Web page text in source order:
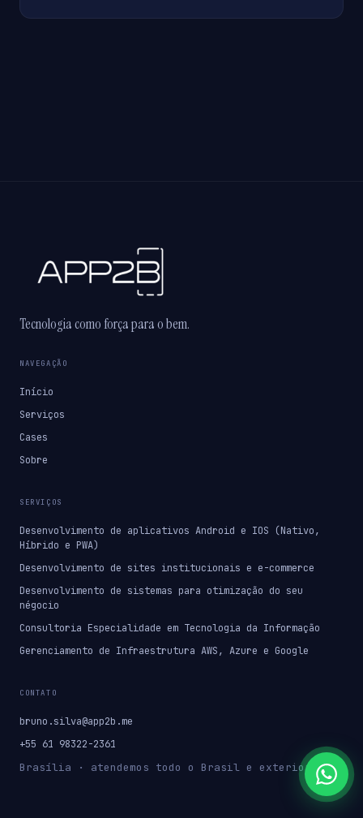
Tecnologia como força para o bem.
NAVEGAÇÃO
Início
Serviços
Cases
Sobre
SERVIÇOS
Desenvolvimento de aplicativos Android e IOS (Nativo,
Híbrido e PWA)
Desenvolvimento de sites institucionais e e-commerce
Desenvolvimento de sistemas para otimização do seu
négocio
Consultoria Especialidade em Tecnologia da Informação
Gerenciamento de Infraestrutura AWS, Azure e Google
CONTATO
bruno.silva@app2b.me
+55 61 98322-2361
Brasília · atendemos todo o Brasil e exterior